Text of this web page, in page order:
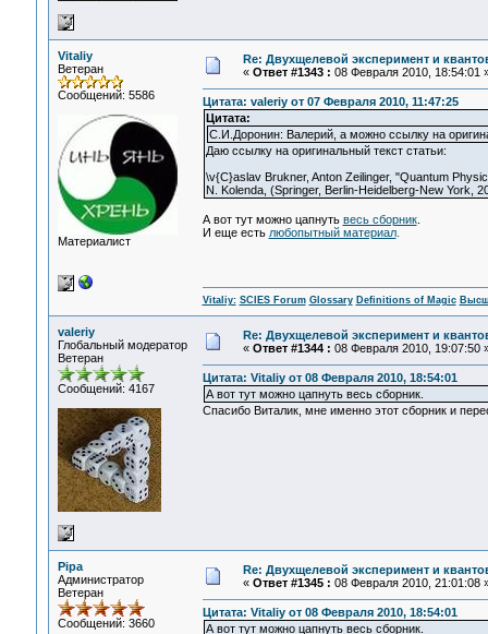
Vitaliy
Ветеран
Сообщений: 5586
Материалист
Re: Двухщелевой эксперимент и
« Ответ #1343 : 08 Февраля 2010, 18:54:01
Цитата: valeriy от 07 Февраля 2010, 11:47:25
Цитата:
С.И.Доронин: Валерий, а можно ссылку на
Даю ссылку на оригинальный текст статьи:
\v{C}aslav Brukner, Anton Zeilinger, "Quantum
N. Kolenda, (Springer, Berlin-Heidelberg-New York,
А вот тут можно цапнуть весь сборник.
И еще есть любопытный материал.
Vitaliy: SCIES Forum Glossary Definitions of Magic
valeriy
Глобальный модератор
Ветеран
Сообщений: 4167
Re: Двухщелевой эксперимент и
« Ответ #1344 : 08 Февраля 2010, 19:07:50
Цитата: Vitaliy от 08 Февраля 2010, 18:54:01
А вот тут можно цапнуть весь сборник.
Спасибо Виталик, мне именно этот сборник и
Pipa
Администратор
Ветеран
Сообщений: 3660
Re: Двухщелевой эксперимент и
« Ответ #1345 : 08 Февраля 2010, 21:01:08
Цитата: Vitaliy от 08 Февраля 2010, 18:54:01
А вот тут можно цапнуть весь сборник.